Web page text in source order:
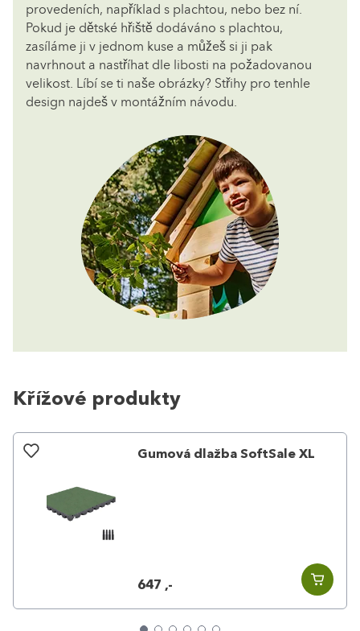
provedeních, například s plachtou, nebo bez ní.
Pokud je dětské hřiště dodáváno s plachtou,
zasíláme ji v jednom kuse a můžeš si ji pak
navrhnout a nastříhat dle libosti na požadovanou
velikost. Líbí se ti naše obrázky? Střihy pro tenhle
design najdeš v montážním návodu.
Křížové produkty
Gumová dlažba SoftSale XL
647 ,-